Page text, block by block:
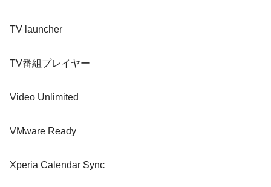
TV launcher
TV番組プレイヤー
Video Unlimited
VMware Ready
Xperia Calendar Sync